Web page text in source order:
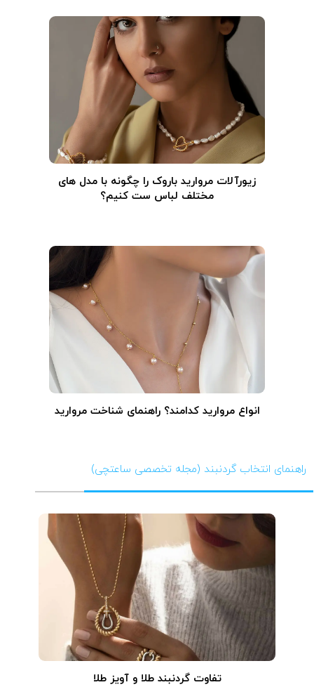
زیورآلات مروارید باروک را چگونه با مدل های
مختلف لباس ست کنیم؟
انواع مروارید کدامند؟ راهنمای شناخت مروارید
راهنمای انتخاب گردنبند (مجله تخصصی ساعتچی)
تفاوت گردنبند طلا و آویز طلا